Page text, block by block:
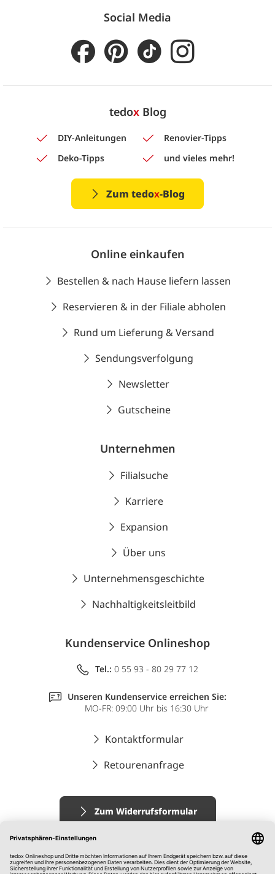
Social Media
tedoxBlog
DIY-Anleitungen
Renovier-Tipps
Deko-Tipps
und vieles mehr!
Zum tedox-Blog
Online einkaufen
Bestellen & nach Hause liefern lassen
Reservieren & in der Filiale abholen
Rund um Lieferung & Versand
Sendungsverfolgung
Newsletter
Gutscheine
Unternehmen
Filialsuche
Karriere
Expansion
Über uns
Unternehmensgeschichte
Nachhaltigkeitsleitbild
Kundenservice Onlineshop
Tel.: 0 55 93 - 80 29 77 12
Unseren Kundenservice erreichen Sie:
MO-FR: 09:00 Uhr bis 16:30 Uhr
Kontaktformular
Retourenanfrage
Zum Widerrufsformular
Impressum